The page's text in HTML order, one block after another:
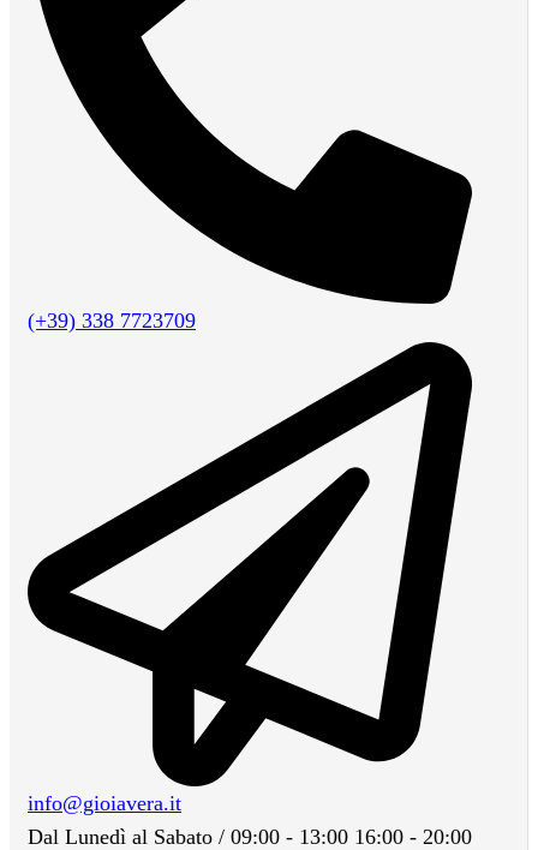
(+39) 338 7723709
info@gioiavera.it
Dal Lunedì al Sabato / 09:00 - 13:00 16:00 - 20:00